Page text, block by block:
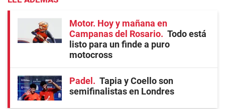
Motor. Hoy y mañana en
Campanas del Rosario
Todo está
listo para un finde a puro
motocross
Padel
Tapia y Coello son
semifinalistas en Londres